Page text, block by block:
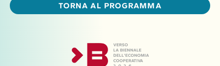
TORNA AL PROGRAMMA